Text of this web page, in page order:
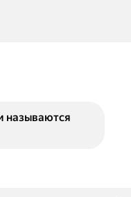
называются